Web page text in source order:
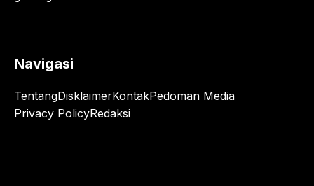
Navigasi
TentangDisklaimerKontakPedoman Media
Privacy PolicyRedaksi